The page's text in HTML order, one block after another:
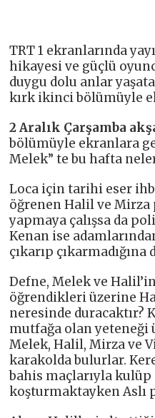
TRT 1 ekranlarında
hikayesi ve güçlü
duygu dolu anlar
kırk ikinci bölümüyle
2 Aralık Çarşamba
bölümüyle ekranlara
Melek” te bu hafta
Loca için tarihi eser
öğrenen Halil ve Mirza
yapmaya çalışsa da
Kenan ise
çıkarıp
Defne, Melek ve
öğrendikleri üzerine
neresinde duracaktır?
mutfağa olan yeteneği
Melek, Halil, Mirza ve
karakolda bulurlar.
bahis maçlarıyla
koşturmaktayken